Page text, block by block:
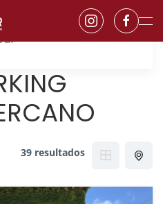
39 resultados